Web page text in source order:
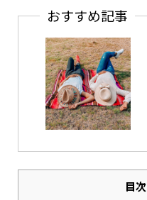
おすすめ記事
目次